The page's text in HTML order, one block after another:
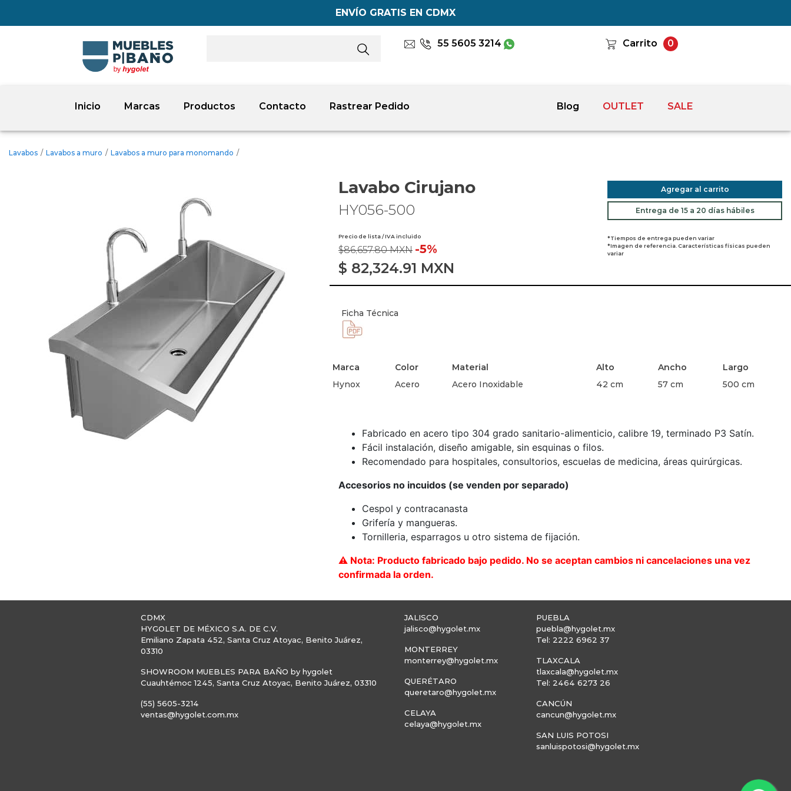
ENVÍO GRATIS EN CDMX
55 5605 3214 Carrito 0
Inicio Marcas Productos Contacto Rastrear Pedido Blog OUTLET SALE
Lavabos / Lavabos a muro / Lavabos a muro para monomando /
Lavabo Cirujano
HY056-500
Precio de lista / IVA incluido
$86,657.80 MXN -5%
$ 82,324.91 MXN
Agregar al carrito
Entrega de 15 a 20 días hábiles
*Tiempos de entrega pueden variar
*Imagen de referencia. Características físicas pueden
variar
Ficha Técnica
Marca Color Material Alto Ancho
Largo
Hynox
Acero Acero Inoxidable 42 cm 57 cm 500 cm
Fabricado en acero tipo 304 grado sanitario-alimenticio, calibre 19, terminado P3 Satín.
Fácil instalación, diseño amigable, sin esquinas o filos.
Recomendado para hospitales, consultorios, escuelas de medicina, áreas quirúrgicas.
Accesorios no incuidos (se venden por separado)
Cespol y contracanasta
Grifería y mangueras.
Tornilleria, esparragos u otro sistema de fijación.
⚠️ Nota: Producto fabricado bajo pedido. No se aceptan cambios ni cancelaciones una vez
confirmada la orden.
CDMX
HYGOLET DE MÉXICO S.A. DE C.V.
Emiliano Zapata 452, Santa Cruz Atoyac, Benito Juárez,
03310
SHOWROOM MUEBLES PARA BAÑO by hygolet
Cuauhtémoc 1245, Santa Cruz Atoyac, Benito Juárez, 03310
(55) 5605-3214
ventas@hygolet.com.mx
JALISCO
jalisco@hygolet.mx
MONTERREY
monterrey@hygolet.mx
QUERÉTARO
queretaro@hygolet.mx
CELAYA
celaya@hygolet.mx
PUEBLA
puebla@hygolet.mx
Tel: 2222 6962 37
TLAXCALA
tlaxcala@hygolet.mx
Tel: 2464 6273 26
CANCÚN
cancun@hygolet.mx
SAN LUIS POTOSI
sanluispotosi@hygolet.mx